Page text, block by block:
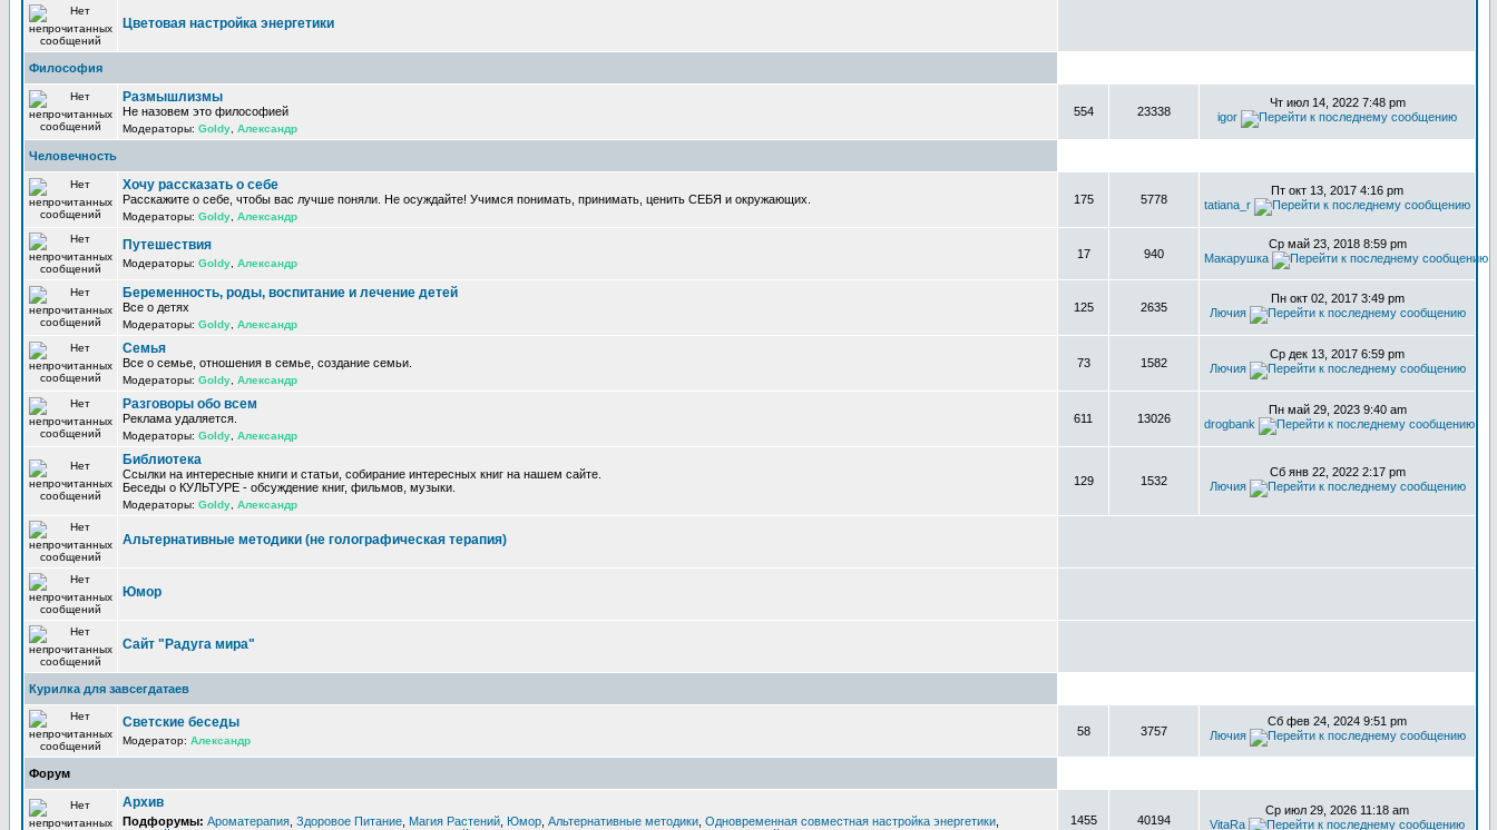
Цветовая настройка энергетики
Философия
Размышлизмы
Не назовем это философией
Модераторы: Goldy Александр
554 23338
Чт июл 14, 2022 7:48 pm
igor
Человечность
Хочу рассказать о себе
Расскажите о себе, чтобы вас лучше поняли. Не осуждайте! Учимся понимать, принимать, ценить СЕБЯ и окружающих.
Модераторы: Goldy Александр
175 5778
Пт окт 13, 2017 4:16 pm
tatiana_r
Путешествия
Модераторы: Goldy Александр
17 940
Ср май 23, 2018 8:59 pm
Макарушка
Беременность, роды, воспитание и лечение детей
Все о детях
Модераторы: Goldy Александр
125 2635
Пн окт 02, 2017 3:49 pm
Лючия
Семья
Все о семье, отношения в семье, создание семьи.
Модераторы: Goldy Александр
73 1582
Ср дек 13, 2017 6:59 pm
Лючия
Разговоры обо всем
Реклама удаляется.
Модераторы: Goldy Александр
611 13026
Пн май 29, 2023 9:40 am
drogbank
Библиотека
Ссылки на интересные книги и статьи, собирание интересных книг на нашем сайте.
Беседы о КУЛЬТУРЕ - обсуждение книг, фильмов, музыки.
Модераторы: Goldy Александр
129 1532
Сб янв 22, 2022 2:17 pm
Лючия
Альтернативные методики (не голографическая терапия)
Юмор
Сайт "Радуга мира"
Курилка для завсегдатаев
Светские беседы
Модератор: Александр
58 3757
Сб фев 24, 2024 9:51 pm
Лючия
Форум
Архив
Подфорумы: Ароматерапия Здоровое Питание Магия Растений Юмор Альтернативные методики Одновременная совместная настройка энергетики 1455 40194
Ср июл 29, 2026 11:18 am
VitaRa